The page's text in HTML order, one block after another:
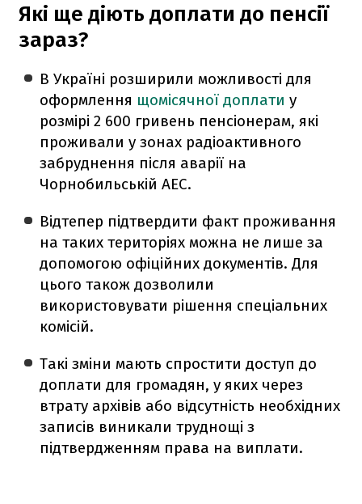
Які ще діють доплати до пенсії
зараз?
В Україні розширили можливості для
оформлення щомісячної доплати у
розмірі 2 600 гривень пенсіонерам, які
проживали у зонах радіоактивного
забруднення після аварії на
Чорнобильській АЕС.
Відтепер підтвердити факт проживання
на таких територіях можна не лише за
допомогою офіційних документів. Для
цього також дозволили
використовувати рішення спеціальних
комісій.
Такі зміни мають спростити доступ до
доплати для громадян, у яких через
втрату архівів або відсутність необхідних
записів виникали труднощі з
підтвердженням права на виплати.